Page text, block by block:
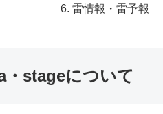
雷情報・雷予報
・stageについて